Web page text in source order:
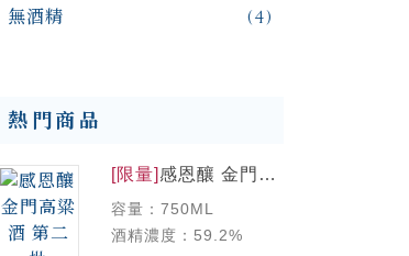
無酒精 (4)
熱門商品
[限量] 感恩釀 金門高
容量：750ML
酒精濃度：59.2%